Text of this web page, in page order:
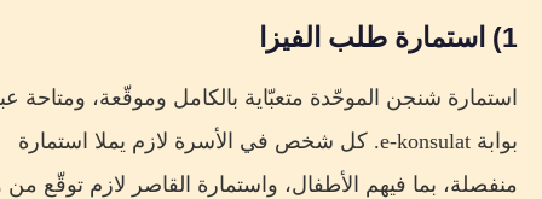
1) استمارة طلب الفيزا
استمارة شنجن الموحّدة متعبّاية بالكامل وموقّعة، ومتاحة
بوابة e-konsulat. كل شخص في الأسرة لازم يملا استمارة
منفصلة، بما فيهم الأطفال، واستمارة القاصر لازم توقّع